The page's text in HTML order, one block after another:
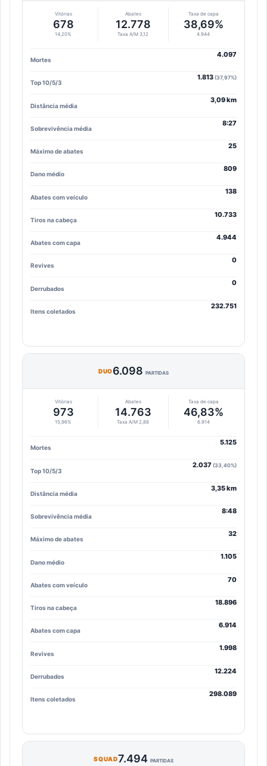
Vitórias
678
14,20%
Abates
12.778
Taxa A/M 3,12
Taxa de capa
38,69%
4.944
Mortes
4.097
Top 10/5/3
1.813 (37,97%)
Distância média
3,09 km
Sobrevivência média
8:27
Máximo de abates
25
Dano médio
809
Abates com veículo
138
Tiros na cabeça
10.733
Abates com capa
4.944
Revives
0
Derrubados
0
Itens coletados
232.751
DUO6.098PARTIDAS
Vitórias
973
15,96%
Abates
14.763
Taxa A/M 2,88
Taxa de capa
46,83%
6.914
Mortes
5.125
Top 10/5/3
2.037 (33,40%)
Distância média
3,35 km
Sobrevivência média
8:48
Máximo de abates
32
Dano médio
1.105
Abates com veículo
70
Tiros na cabeça
18.896
Abates com capa
6.914
Revives
1.998
Derrubados
12.224
Itens coletados
298.089
SQUAD7.494 PARTIDAS